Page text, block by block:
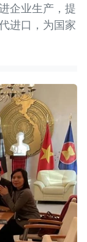
企业生产，提
进口，为国家